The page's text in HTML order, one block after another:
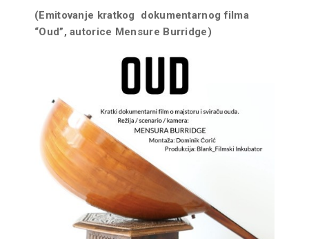
(Emitovanje kratkog dokumentarnog filma
“Oud”, autorice Mensure Burridge)